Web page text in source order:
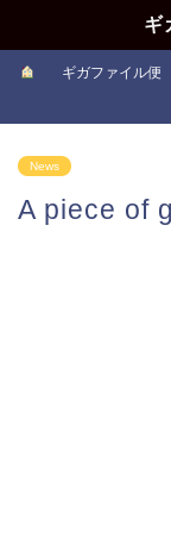
ギ
ギガファイル便
News
A piece of